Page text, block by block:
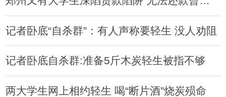
记者卧底“自杀群”：有人声称要轻生 没人劝阻
记者卧底自杀群:准备5斤木炭轻生被指不够
两大学生网上相约轻生 喝“断片酒”烧炭殒命